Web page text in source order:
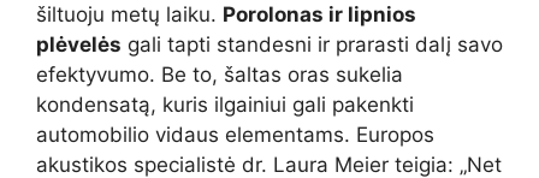
šiltuoju metų laiku. Porolonas ir lipnios
plėvelės gali tapti standesni ir prarasti dalį savo
efektyvumo. Be to, šaltas oras sukelia
kondensatą, kuris ilgainiui gali pakenkti
automobilio vidaus elementams. Europos
akustikos specialistė dr. Laura Meier teigia: „Net